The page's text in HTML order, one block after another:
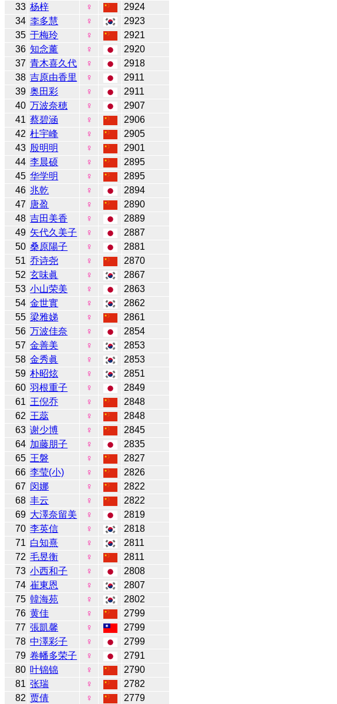
33 杨梓 ♀
2924
34 李多慧 ♀
2923
35 于梅玲 ♀
2921
36 知念薰 ♀
2920
37 青木喜久代 ♀
2918
38 吉原由香里 ♀
2911
39 奥田彩 ♀
2911
40 万波奈穂 ♀
2907
41 蔡碧涵 ♀
2906
42 杜宇峰 ♀
2905
43 殷明明 ♀
2901
44 李晨硕 ♀
2895
45 华学明 ♀
2895
46 兆乾 ♀
2894
47 唐盈 ♀
2890
48 吉田美香 ♀
2889
49 矢代久美子 ♀
2887
50 桑原陽子 ♀
2881
51 乔诗尧 ♀
2870
52 玄味眞 ♀
2867
53 小山荣美 ♀
2863
54 金世實 ♀
2862
55 梁雅娣 ♀
2861
56 万波佳奈 ♀
2854
57 金善美 ♀
2853
58 金秀眞 ♀
2853
59 朴昭炫 ♀
2851
60 羽根重子 ♀
2849
61 王倪乔 ♀
2848
62 王蕊 ♀
2848
63 谢少博 ♀
2845
64 加藤朋子 ♀
2835
65 王磐 ♀
2827
66 李莹(小) ♀
2826
67 闵娜 ♀
2822
68 丰云 ♀
2822
69 大澤奈留美 ♀
2819
70 李英信 ♀
2818
71 白知熹 ♀
2811
72 毛昱衡 ♀
2811
73 小西和子 ♀
2808
74 崔東恩 ♀
2807
75 韓海苑 ♀
2802
76 黄佳 ♀
2799
77 張凱馨 ♀
2799
78 中澤彩子 ♀
2799
79 卷幡多荣子 ♀
2791
80 叶锦锦 ♀
2790
81 张瑞 ♀
2782
82 贾倩 ♀
2779